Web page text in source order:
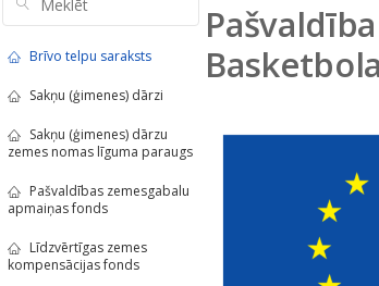
Brīvo telpu saraksts
Sakņu (ģimenes) dārzi
Sakņu (ģimenes) dārzu
zemes nomas līguma paraugs
Pašvaldības zemesgabalu
apmaiņas fonds
Līdzvērtīgas zemes
kompensācijas fonds